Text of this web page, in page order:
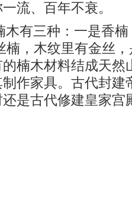
流、百年不衰。
木有三种：一是香
楠，木纹里有金丝
楠木材料结成天然
作家具。古代封建
是古代修建皇家宫